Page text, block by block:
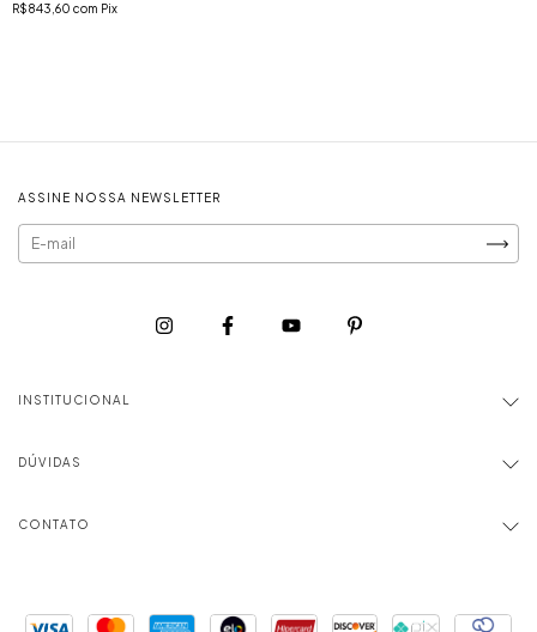
R$843,60 com Pix
ASSINE NOSSA NEWSLETTER
INSTITUCIONAL
DÚVIDAS
CONTATO